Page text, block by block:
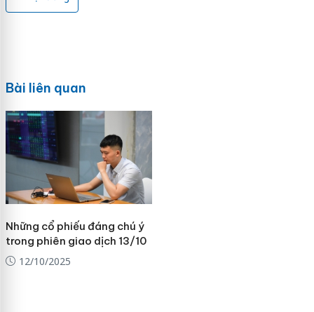
Bài liên quan
Những cổ phiếu đáng chú ý
trong phiên giao dịch 13/10
12/10/2025